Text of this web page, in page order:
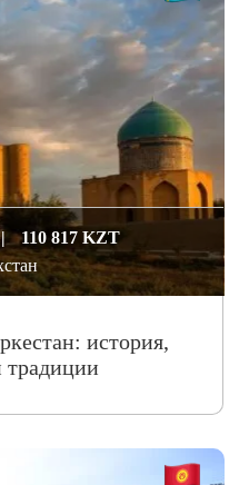
|
110 817 KZT
история,
традиции